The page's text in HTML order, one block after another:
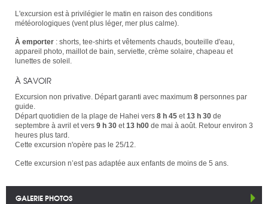
L'excursion est à privilégier le matin en raison des conditions
météorologiques (vent plus léger, mer plus calme).
À emporter : shorts, tee-shirts et vêtements chauds, bouteille d'eau,
appareil photo, maillot de bain, serviette, crème solaire, chapeau et
lunettes de soleil.
À SAVOIR
Excursion non privative. Départ garanti avec maximum 8 personnes par
guide.
Départ quotidien de la plage de Hahei vers 8 h 45 et 13 h 30 de
septembre à avril et vers 9 h 30 et 13 h00 de mai à août. Retour environ 3
heures plus tard.
Cette excursion n'opère pas le 25/12.
Cette excursion n’est pas adaptée aux enfants de moins de 5 ans.
GALERIE PHOTOS